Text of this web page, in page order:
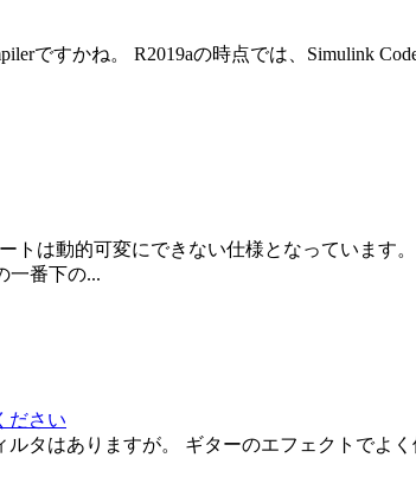
ですかね。 R2019aの時点では、Simulink
トは動的可変にできない仕様となっています
一番下の...
ださい
タはありますが。 ギターのエフェクトでよ